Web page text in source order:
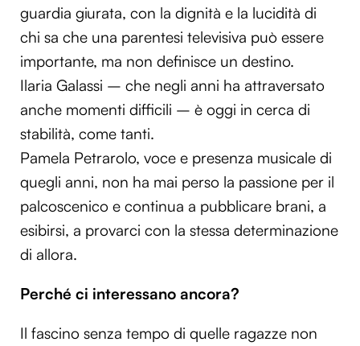
guardia giurata, con la dignità e la lucidità di
chi sa che una parentesi televisiva può essere
importante, ma non definisce un destino.
Ilaria Galassi – che negli anni ha attraversato
anche momenti difficili – è oggi in cerca di
stabilità, come tanti.
Pamela Petrarolo, voce e presenza musicale di
quegli anni, non ha mai perso la passione per il
palcoscenico e continua a pubblicare brani, a
esibirsi, a provarci con la stessa determinazione
di allora.
Perché ci interessano ancora?
Il fascino senza tempo di quelle ragazze non